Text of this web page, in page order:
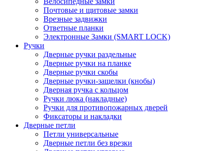
Почтовые и щитовые замки
Врезные задвижки
Ответные планки
Электронные Замки (SMART LOCK)
Ручки
Дверные ручки раздельные
Дверные ручки на планке
Дверные ручки скобы
Дверные ручки-защелки (кнобы)
Дверная ручка с кольцом
Ручки люка (накладные)
Ручки для противопожарных дверей
Фиксаторы и накладки
Дверные петли
Петли универсальные
Дверные петли без врезки